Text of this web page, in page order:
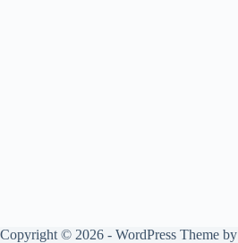
Copyright © 2026 - WordPress Theme by